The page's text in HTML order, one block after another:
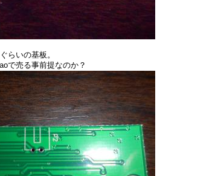
らいの基板。
で売る事前提なのか？